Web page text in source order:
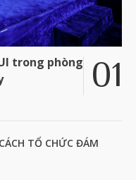
trong phòng
TỔ CHỨC ĐÁM